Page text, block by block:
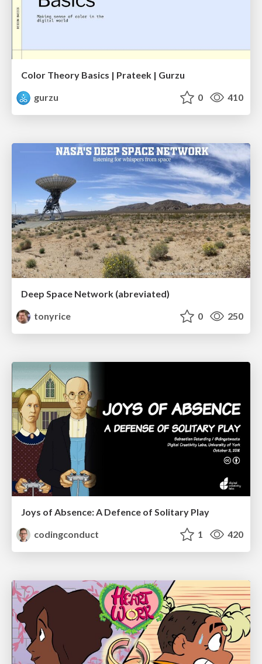
Color Theory Basics | Prateek | Gurzu
gurzu
0 410
Deep Space Network (abreviated)
tonyrice
0 250
Joys of Absence: A Defence of Solitary Play
codingconduct
1 420